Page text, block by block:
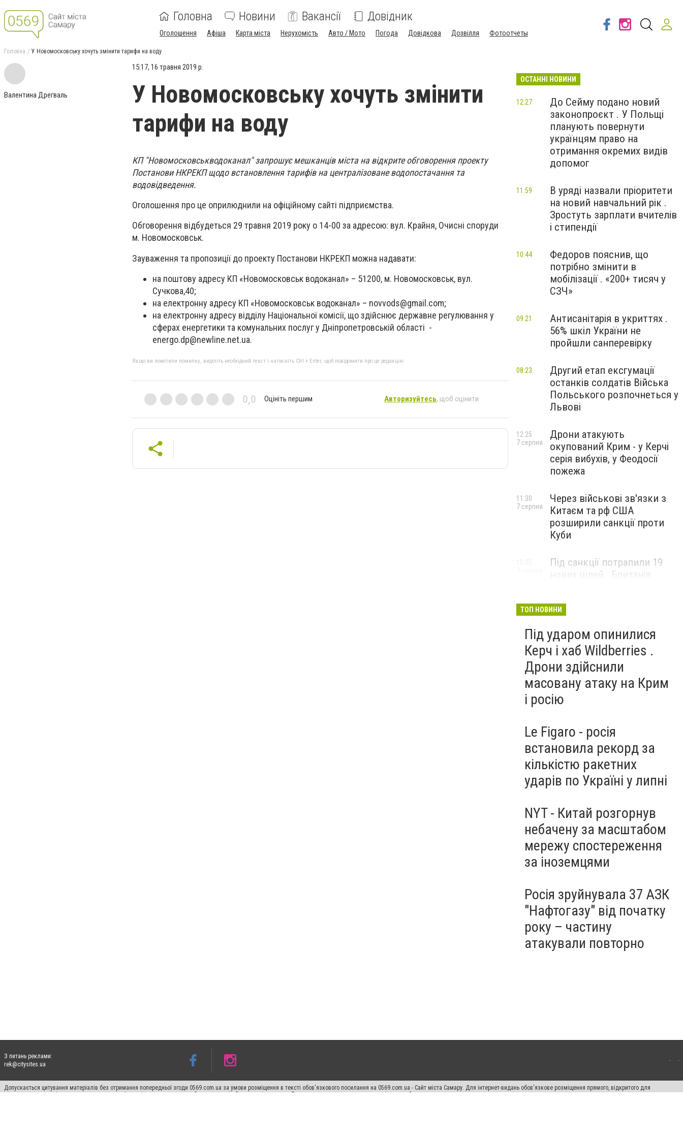
Головна Новини Вакансії Довідник
Оголошення Афіша Карта міста Нерухомість Авто / Мото Погода Довідкова Дозвілля Фотоотчеты
Головна У Новомосковську хочуть змінити тарифи на воду
Валентина Дрегваль
15:17, 16 травня 2019 р.
У Новомосковську хочуть змінити
тарифи на воду
КП "Новомосковськводоканал" запрошує мешканців міста на відкрите обговорення проекту
Постанови НКРЕКП щодо встановлення тарифів на централізоване водопостачання та
водовідведення.
Оголошення про це оприлюднили на офіційному сайті підприємства.
Обговорення відбудеться 29 травня 2019 року о 14-00 за адресою: вул. Крайня, Очисні споруди
м. Новомосковськ.
Зауваження та пропозиції до проекту Постанови НКРЕКП можна надавати:
на поштову адресу КП «Новомосковськ водоканал» – 51200, м. Новомосковськ, вул.
Сучкова,40;
на електронну адресу КП «Новомосковськ водоканал» – novvods@gmail.com;
на електронну адресу відділу Національної комісії, що здійснює державне регулювання у
сферах енергетики та комунальних послуг у Дніпропетровській області -
energo.dp@newline.net.ua.
Якщо ви помітили помилку, виділіть необхідний текст і натисніть Ctrl + Enter, щоб повідомити про це редакцію
0,0 Оцініть першим Авторизуйтесь, щоб оцінити
ОСТАННІ НОВИНИ
До Сейму подано новий
законопроєкт . У Польщі
планують повернути
українцям право на
отримання окремих видів
допомог
12:27
В уряді назвали пріоритети
на новий навчальний рік .
Зростуть зарплати вчителів
і стипендії
11:59
Федоров пояснив, що
потрібно змінити в
мобілізації . «200+ тисяч у
СЗЧ»
10:44
Антисанітарія в укриттях .
56% шкіл України не
пройшли санперевірку
09:21
Другий етап ексгумації
останків солдатів Війська
Польського розпочнеться у
Львові
08:23
Дрони атакують
окупований Крим - у Керчі
серія вибухів, у Феодосії
пожежа
12:25
7 серпня
Через військові зв'язки з
Китаєм та рф США
розширили санкції проти
Куби
11:30
7 серпня
Під санкції потрапили 19
нових цілей . Британія
ТОП НОВИНИ
Під ударом опинилися
Керч і хаб Wildberries .
Дрони здійснили
масовану атаку на Крим
і росію
Le Figaro - росія
встановила рекорд за
кількістю ракетних
ударів по Україні у липні
NYT - Китай розгорнув
небачену за масштабом
мережу спостереження
за іноземцями
Росія зруйнувала 37 АЗК
"Нафтогазу" від початку
року – частину
атакували повторно
З питань реклами:
rek@citysites.ua
Допускається цитування матеріалів без отримання попередньої згоди 0569.com.ua за умови розміщення в тексті обов'язкового посилання на 0569.com.ua - Сайт міста Самару. Для інтернет-видань обов'язкове розміщення прямого, відкритого для
пошукових систем гіперпосилання на цитовані статті не нижче другого абзацу в тексті або в якості джерела. Порушення виняткових прав переслідується Законом.